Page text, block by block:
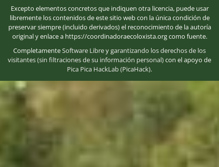
Excepto elementos concretos que indiquen otra licencia, puede usar
libremente los contenidos de este sitio web con la única condición de
preservar siempre (incluido derivados) el reconocimiento de la autoría
original y enlace a https://coordinadoraecoloxista.org como fuente.
CompletamenteSoftware Libreygarantizando los derechos de los
visitantes (sin filtraciones de su información personal)con el apoyo de
Pica Pica HackLab (PicaHack).